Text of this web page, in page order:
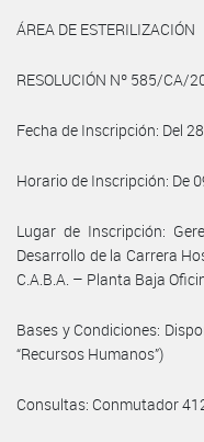
ÁREA DE ESTERILIZACIÓN
RESOLUCIÓN Nº 585/CA/
Fecha de Inscripción: Del
Horario de Inscripción: De
Lugar de Inscripción:
Desarrollo de la Carrera
C.A.B.A. – Planta Baja
Bases y Condiciones:
“Recursos Humanos”)
Consultas: Conmutador